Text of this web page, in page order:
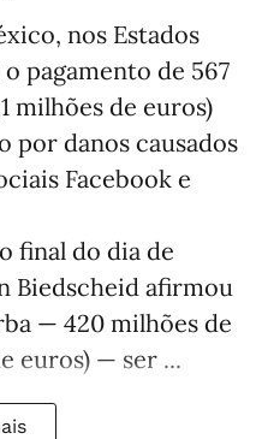
nos Estados
pagamento de 567
milhões de euros)
por danos causados
Facebook e
final do dia de
Biedscheid afirmou
— 420 milhões de
euros) — ser ...